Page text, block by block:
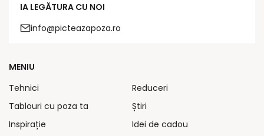
IA LEGĂTURA CU NOI
info@picteazapoza.ro
MENIU
Tehnici
Tablouri cu poza ta
Inspirație
Reduceri
Știri
Idei de cadou